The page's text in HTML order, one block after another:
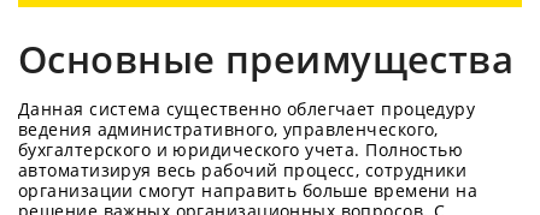
Основные преимущества
Данная система существенно облегчает процедуру
ведения административного, управленческого,
бухгалтерского и юридического учета. Полностью
автоматизируя весь рабочий процесс, сотрудники
организации смогут направить больше времени на